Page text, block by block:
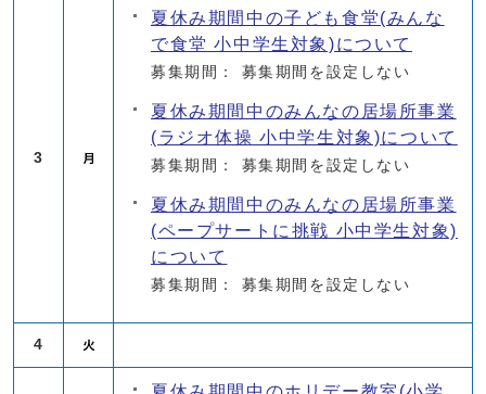
3
夏休み期間中の子ども食堂(みんな
で食堂 小中学生対象)について
募集期間： 募集期間を設定しない
夏休み期間中のみんなの居場所事業
(ラジオ体操 小中学生対象)について
募集期間： 募集期間を設定しない
夏休み期間中のみんなの居場所事業
(ペープサートに挑戦 小中学生対象)
について
募集期間： 募集期間を設定しない
4